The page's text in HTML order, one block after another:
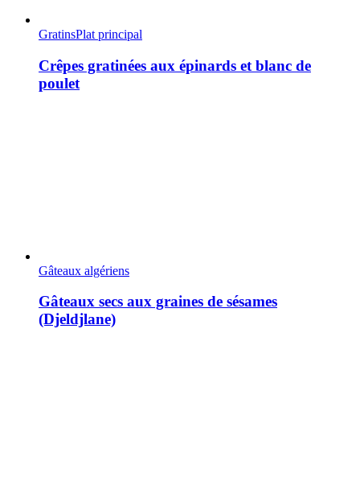
GratinsPlat principal
Crêpes gratinées aux épinards et blanc de
poulet
Gâteaux algériens
Gâteaux secs aux graines de sésames
(Djeldjlane)